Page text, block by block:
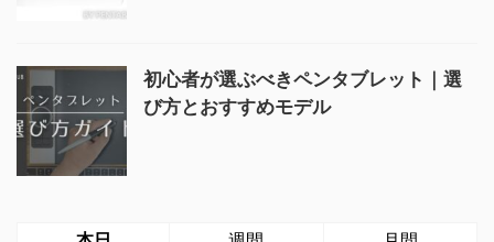
初心者が選ぶべきペンタブレット｜選
び方とおすすめモデル